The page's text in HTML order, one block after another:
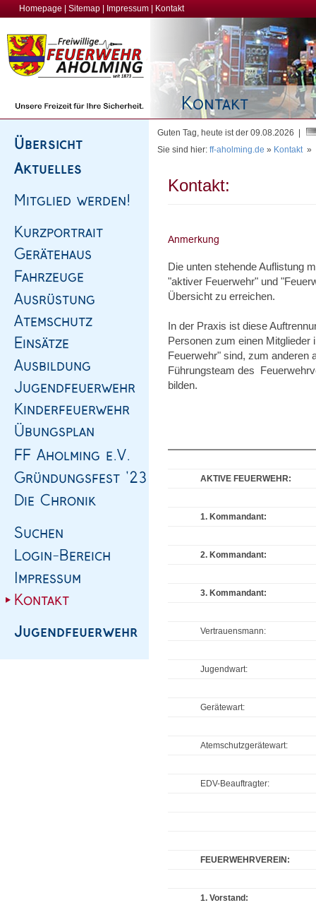
Homepage Sitemap Impressum Kontakt
Guten Tag, heute ist der 09.08.2026 |
Sie sind hier: ff-aholming.de » Kontakt»
Kontakt:
Die unten stehende Auflistung
"aktiver Feuerwehr" und
Übersicht zu erreichen.
In der Praxis ist diese
Personen zum einen Mitglieder
Feuerwehr" sind, zum anderen
Führungsteam des
bilden.
AKTIVE FEUERWEHR:
1. Kommandant:
2. Kommandant:
3. Kommandant:
Vertrauensmann:
Jugendwart:
Gerätewart:
Atemschutzgerätewart:
EDV-Beauftragter:
FEUERWEHRVEREIN:
1. Vorstand: